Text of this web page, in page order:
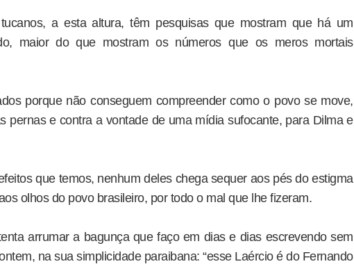
a esta altura, têm pesquisas que mostram que há um
maior do que mostram os números que os meros mortais
porque não conseguem compreender como o povo se move,
pernas e contra a vontade de uma mídia sufocante, para Dilma e
que temos, nenhum deles chega sequer aos pés do estigma
olhos do povo brasileiro, por todo o mal que lhe fizeram.
arrumar a bagunça que faço em dias e dias escrevendo sem
na sua simplicidade paraibana: “esse Laércio é do Fernando